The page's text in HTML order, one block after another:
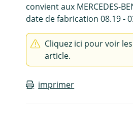
convient aux MERCEDES-
date de fabrication 08.19 -
Cliquez ici pour voir
article.
imprimer